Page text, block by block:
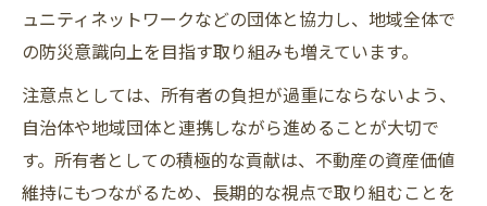
ュニティネットワークなどの団体と協力し、地域全体で
の防災意識向上を目指す取り組みも増えています。
注意点としては、所有者の負担が過重にならないよう、
自治体や地域団体と連携しながら進めることが大切で
す。所有者としての積極的な貢献は、不動産の資産価値
維持にもつながるため、長期的な視点で取り組むことを